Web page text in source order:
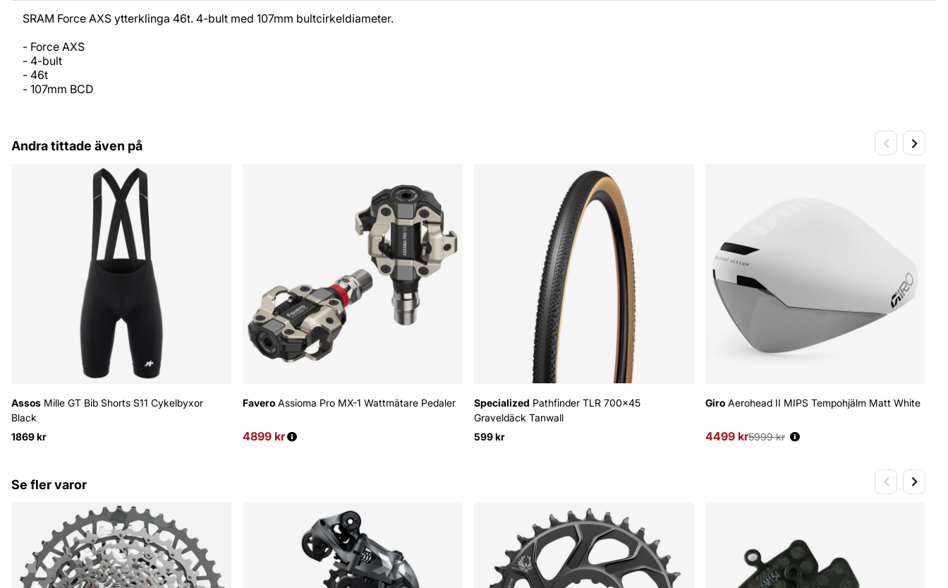
SRAM Force AXS ytterklinga 46t. 4-bult med 107mm bultcirkeldiameter.
- Force AXS
- 4-bult
- 46t
- 107mm BCD
Andra tittade även på
Assos Mille GT Bib Shorts S11 Cykelbyxor
Black
1869 kr
Favero Assioma Pro MX-1 Wattmätare Pedaler
4899 kr
Ordinarie pris:
Specialized Pathfinder TLR 700x45
Graveldäck Tanwall
599 kr
Giro Aerohead II MIPS Tempohjälm Matt White
4499 kr
Ordinarie pris:
5999 kr
Se fler varor